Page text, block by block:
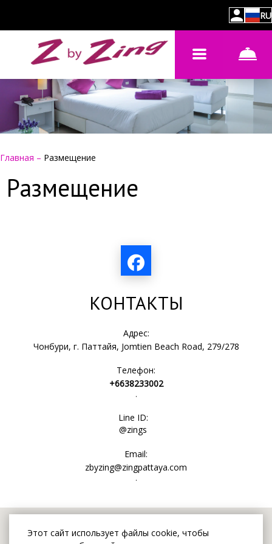
Этот сайт использует файлы cookie, чтобы
RU
Главная – Размещение
Размещение
КОНТАКТЫ
Адрес:
Чонбури, г. Паттайя, Jomtien Beach Road, 279/278
Телефон:
+6638233002
.
Line ID:
@zings
Email:
zbyzing@zingpattaya.com
.